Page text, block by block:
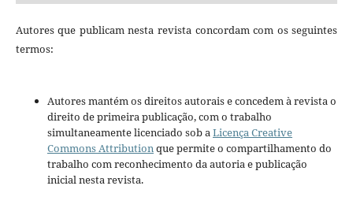
Autores que publicam nesta revista concordam com os seguintes
termos:
Autores mantém os direitos autorais e concedem à revista o
direito de primeira publicação, com o trabalho
simultaneamente licenciado sob a Licença Creative
Commons Attribution que permite o compartilhamento do
trabalho com reconhecimento da autoria e publicação
inicial nesta revista.